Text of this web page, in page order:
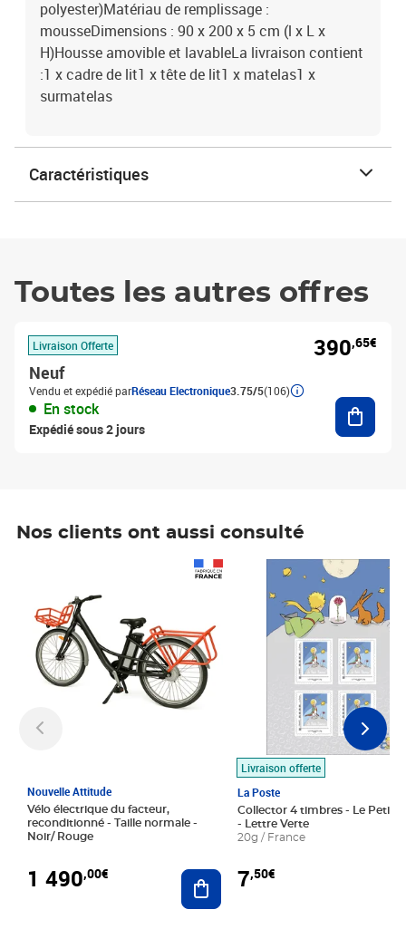
polyester)Matériau de remplissage :
mousseDimensions : 90 x 200 x 5 cm (l x L x
H)Housse amovible et lavableLa livraison contient
:1 x cadre de lit1 x tête de lit1 x matelas1 x
surmatelas
Caractéristiques
Toutes les autres offres
Livraison Offerte
Neuf
Vendu et expédié parRéseau Electronique3.75/5(106)
En stock
Expédié sous 2 jours
390,65€
Nos clients ont aussi consulté
Nouvelle Attitude
Vélo électrique du facteur,
reconditionné - Taille normale -
Noir/ Rouge
1 490,00€ Ajouter au panier
Livraison offerte
La Poste
Collector 4 timbres - Le Petit
- Lettre Verte
20g / France
7,50€
Prix 7,50€